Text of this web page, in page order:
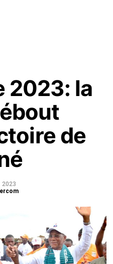
2023: la
de
2023